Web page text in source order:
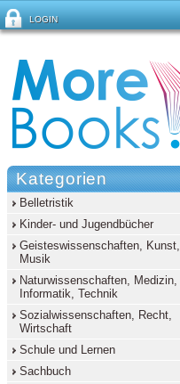
Kategorien
Belletristik
Kinder- und Jugendbücher
Geisteswissenschaften, Kunst,
Musik
Naturwissenschaften, Medizin,
Informatik, Technik
Sozialwissenschaften, Recht,
Wirtschaft
Schule und Lernen
Sachbuch
LOGIN
Passwort vergessen?